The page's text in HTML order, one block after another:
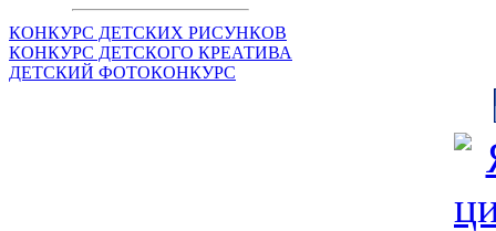
КОНКУРС ДЕТСКИХ РИСУНКОВ
КОНКУРС ДЕТСКОГО КРЕАТИВА
ДЕТСКИЙ ФОТОКОНКУРС